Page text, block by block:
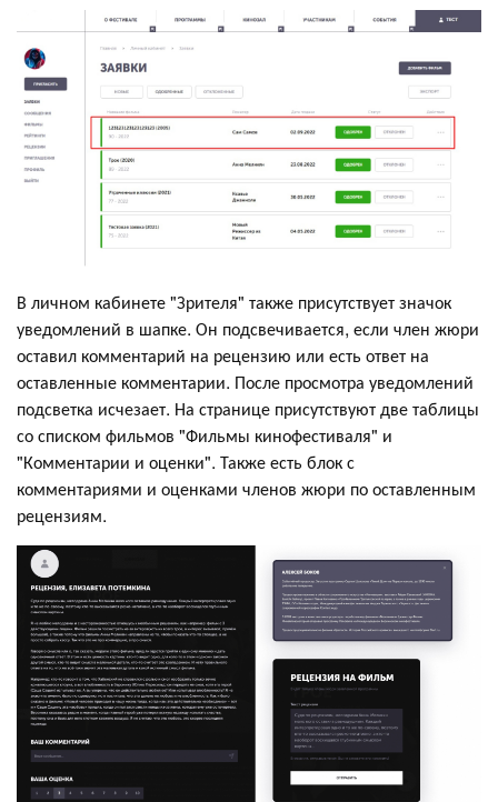
В личном кабинете "Зрителя" также присутствует значок
уведомлений в шапке. Он подсвечивается, если член жюри
оставил комментарий на рецензию или есть ответ на
оставленные комментарии. После просмотра уведомлений
подсветка исчезает. На странице присутствуют две таблицы
со списком фильмов "Фильмы кинофестиваля" и
"Комментарии и оценки". Также есть блок с
комментариями и оценками членов жюри по оставленным
рецензиям.